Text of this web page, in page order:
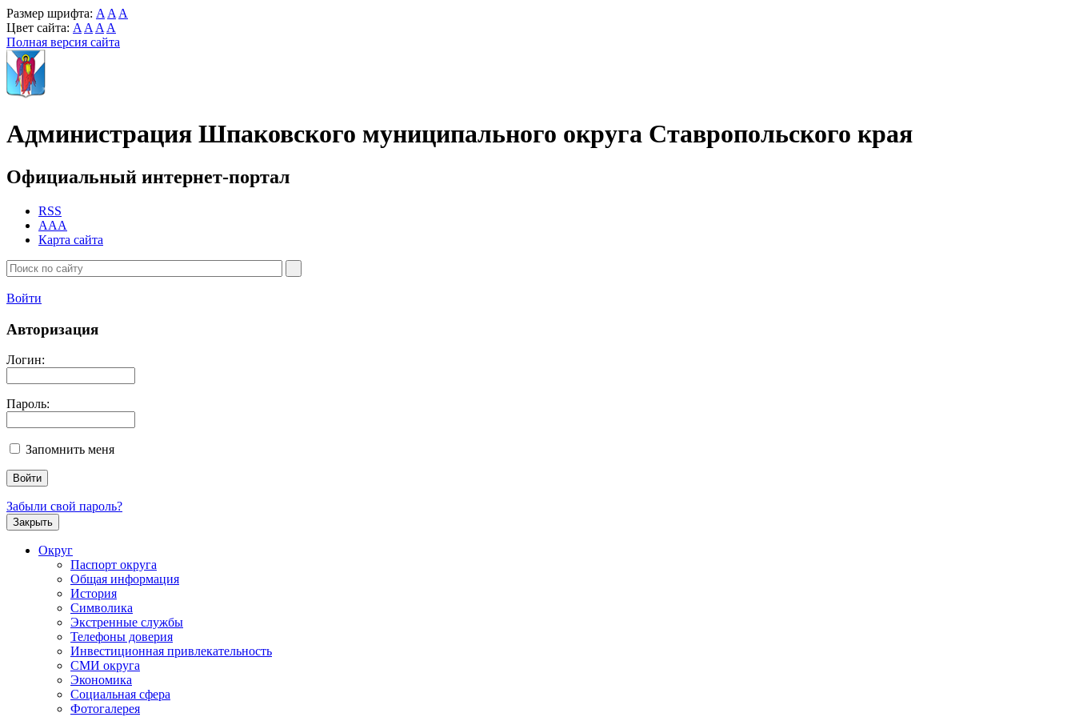
Размер шрифта: A A A
Цвет сайта: A A A A
Полная версия сайта
Администрация Шпаковского муниципального округа Ставропольского края
Официальный интернет-портал
RSS
AAA
Карта сайта
Войти
Авторизация
Логин:
Пароль:
Запомнить меня
Забыли свой пароль?
Закрыть
Округ
Паспорт округа
Общая информация
История
Символика
Экстренные службы
Телефоны доверия
Инвестиционная привлекательность
СМИ округа
Экономика
Социальная сфера
Фотогалерея